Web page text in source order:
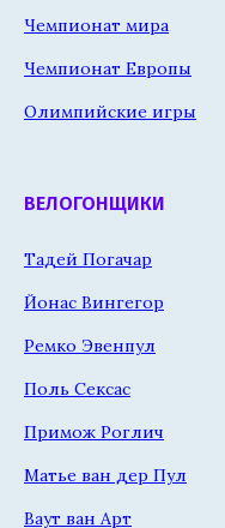
Чемпионат мира
Чемпионат Европы
Олимпийские игры
ВЕЛОГОНЩИКИ
Тадей Погачар
Йонас Вингегор
Ремко Эвенпул
Поль Сексас
Примож Роглич
Матье ван дер Пул
Ваут ван Арт